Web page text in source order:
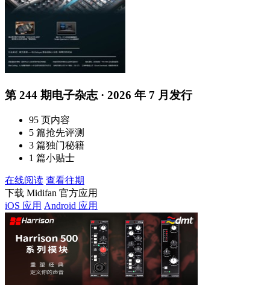
第 244 期电子杂志 · 2026 年 7 月发行
95 页内容
5 篇抢先评测
3 篇独门秘籍
1 篇小贴士
在线阅读 查看往期
下载 Midifan 官方应用
iOS 应用 Android 应用